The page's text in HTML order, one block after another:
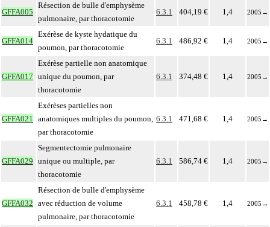
GFFA005
Résection de bulle d'emphysème
pulmonaire, par thoracotomie
6.3.1 404,19 € 1,4 2005 →
GFFA014
Exérèse de kyste hydatique du
poumon, par thoracotomie
6.3.1 486,92 € 1,4 2005 →
GFFA017
Exérèse partielle non anatomique
unique du poumon, par
thoracotomie
6.3.1 374,48 € 1,4 2005 →
GFFA021
Exérèses partielles non
anatomiques multiples du poumon,
par thoracotomie
6.3.1 471,68 € 1,4 2005 →
GFFA029
Segmentectomie pulmonaire
unique ou multiple, par
thoracotomie
6.3.1 586,74 € 1,4 2005 →
GFFA032
Résection de bulle d'emphysème
avec réduction de volume
pulmonaire, par thoracotomie
6.3.1 458,78 € 1,4 2005 →